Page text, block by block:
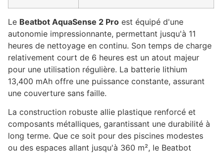
Le Beatbot AquaSense 2 Pro est équipé d'une
autonomie impressionnante, permettant jusqu'à 11
heures de nettoyage en continu. Son temps de charge
relativement court de 6 heures est un atout majeur
pour une utilisation régulière. La batterie lithium
13,400 mAh offre une puissance constante, assurant
une couverture sans faille.
La construction robuste allie plastique renforcé et
composants métalliques, garantissant une durabilité à
long terme. Que ce soit pour des piscines modestes
ou des espaces allant jusqu'à 360 m², le Beatbot